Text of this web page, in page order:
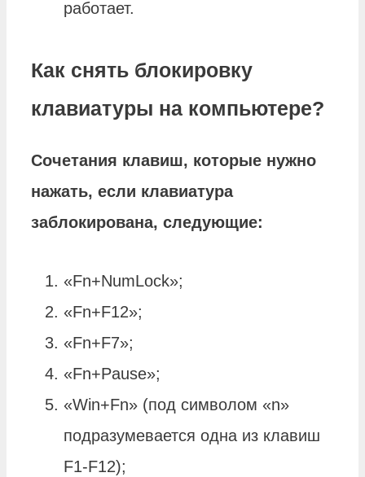
работает.
Как снять блокировку
клавиатуры на компьютере?
Сочетания клавиш, которые нужно
нажать, если клавиатура
заблокирована, следующие:
«Fn+NumLock»;
«Fn+F12»;
«Fn+F7»;
«Fn+Pause»;
«Win+Fn» (под символом «n»
подразумевается одна из клавиш
F1-F12);